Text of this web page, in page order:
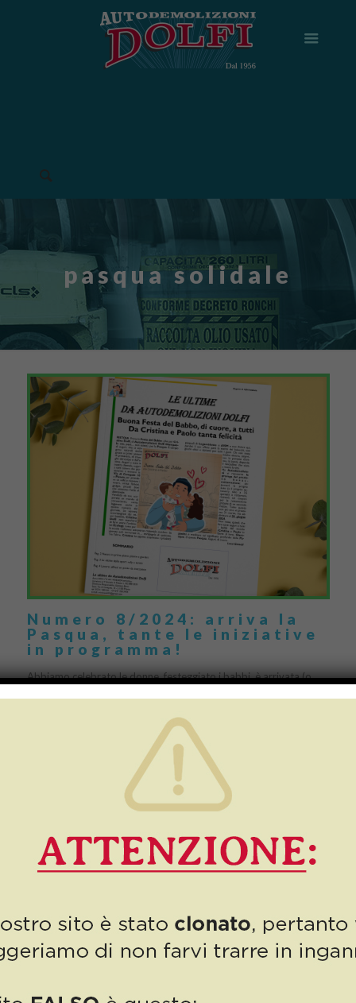
pasqua solidale
Numero 8/2024: arriva la
Pasqua, tante le iniziative
in programma!
Abbiamo celebrato le donne, festeggiato i babbi, è arrivata (o